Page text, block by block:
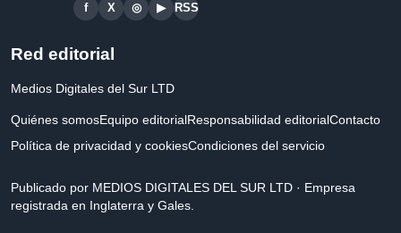
f X ◎ ▶ RSS
Red editorial
Medios Digitales del Sur LTD
Quiénes somosEquipo editorialResponsabilidad editorialContacto
Política de privacidad y cookiesCondiciones del servicio
Publicado por MEDIOS DIGITALES DEL SUR LTD · Empresa
registrada en Inglaterra y Gales.